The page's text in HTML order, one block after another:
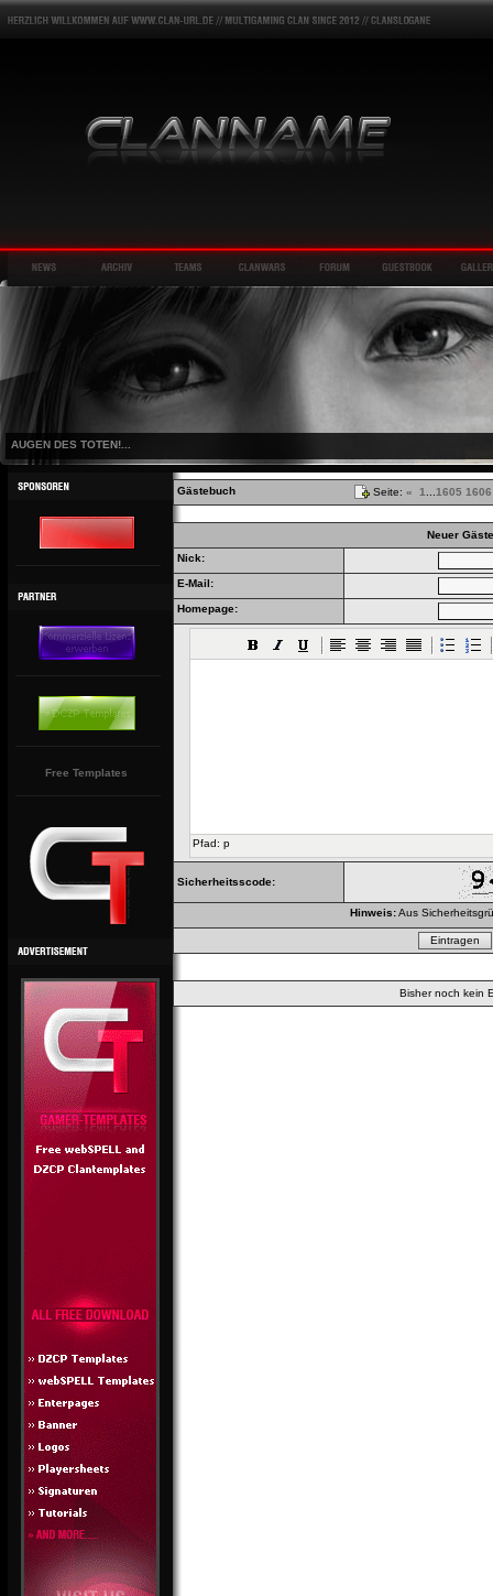
AUGEN DES TOTEN!...
Free Templates
Gästebuch Seite: « 1 1605 1606
Neuer
Nick:
E-Mail:
Homepage:
Pfad: p
Sicherheitsscode:
Hinweis:Aus
Bisher noch kein